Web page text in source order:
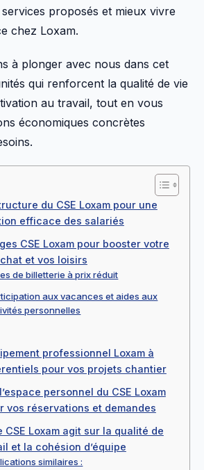
proposés et mieux vivre
chez Loxam.
à plonger avec nous dans cet
qui renforcent la qualité de vie
au travail, tout en vous
économiques concrètes
du CSE Loxam pour une
efficace des salariés
CSE Loxam pour booster votre
et vos loisirs
de billetterie à prix réduit
aux vacances et aides aux
personnelles
professionnel Loxam à
pour vos projets chantier
personnel du CSE Loxam
vos réservations et demandes
CSE Loxam agit sur la qualité de
et la cohésion d’équipe
similaires :